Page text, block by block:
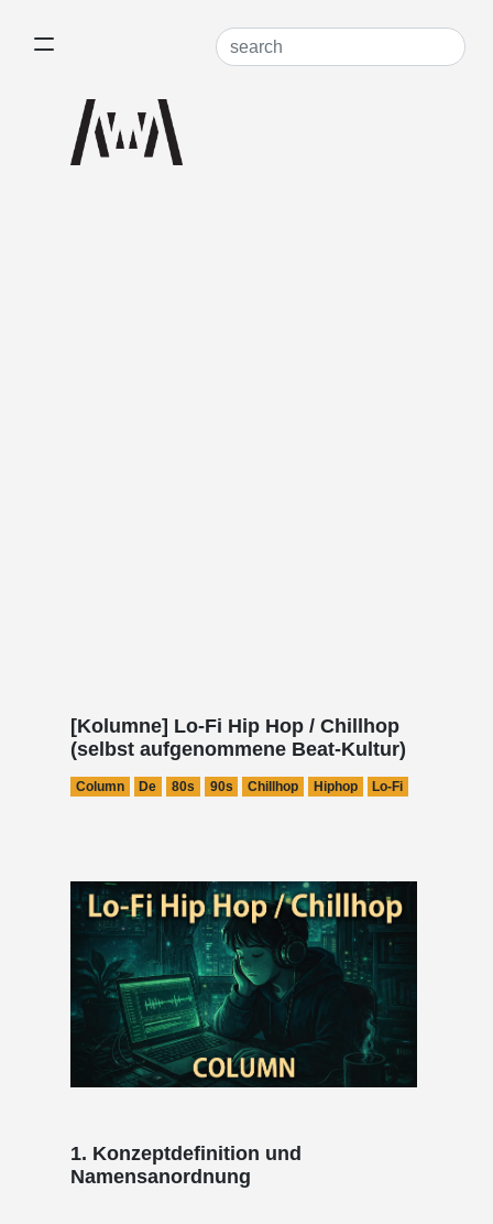
[Kolumne] Lo-Fi Hip Hop / Chillhop
(selbst aufgenommene Beat-Kultur)
Column De 80s 90s Chillhop Hiphop Lo-Fi
1. Konzeptdefinition und
Namensanordnung